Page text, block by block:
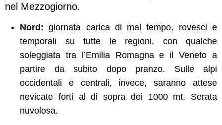
nel Mezzogiorno.
Nord:giornata carica di mal tempo, rovesci e
temporali su tutte le regioni, con qualche
soleggiata tra l’Emilia Romagna e il Veneto a
partire da subito dopo pranzo. Sulle alpi
occidentali e centrali, invece, saranno attese
nevicate forti al di sopra dei 1000 mt. Serata
nuvolosa.